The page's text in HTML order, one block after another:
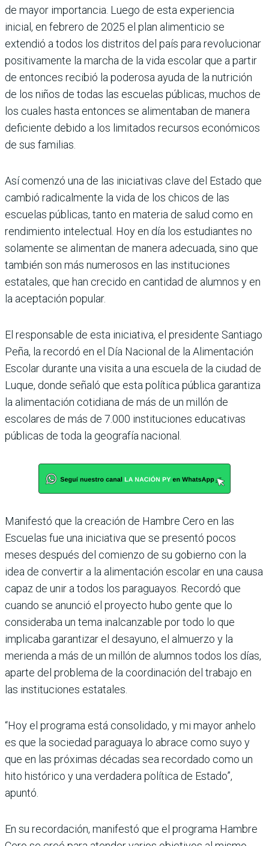
de mayor importancia. Luego de esta experiencia
inicial, en febrero de 2025 el plan alimenticio se
extendió a todos los distritos del país para revolucio­nar
positivamente la marcha de la vida escolar que a partir
de entonces recibió la poderosa ayuda de la nutrición
de los niños de todas las escuelas públicas, muchos de
los cuales hasta entonces se alimentaban de manera
deficiente debido a los limitados recursos econó­micos
de sus familias.
Así comenzó una de las iniciativas clave del Estado que
cambió radicalmente la vida de los chicos de las
escuelas públi­cas, tanto en materia de salud como en
rendimiento intelectual. Hoy en día los estudiantes no
solamente se alimentan de manera adecuada, sino que
también son más numerosos en las instituciones
estatales, que han crecido en cantidad de alumnos y en
la aceptación popular.
El responsable de esta iniciativa, el pre­sidente Santiago
Peña, la recordó en el Día Nacional de la Alimentación
Esco­lar durante una visita a una escuela de la ciudad de
Luque, donde señaló que esta política pública garantiza
la alimentación cotidiana de más de un millón de
escolares de más de 7.000 instituciones educativas
públicas de toda la geografía nacional.
Manifestó que la creación de Hambre Cero en las
Escuelas fue una inicia­tiva que se presentó pocos
meses des­pués del comienzo de su gobierno con la
idea de convertir a la alimentación escolar en una causa
capaz de unir a todos los paraguayos. Recordó que
cuando se anunció el proyecto hubo gente que lo
consideraba un tema inal­canzable por todo lo que
implicaba garantizar el desayuno, el almuerzo y la
merienda a más de un millón de alumnos todos los días,
aparte del pro­blema de la coordinación del trabajo en
las instituciones estatales.
“Hoy el programa está consolidado, y mi mayor anhelo
es que la sociedad paraguaya lo abrace como suyo y
que en las próximas décadas sea recordado como un
hito histórico y una verdadera política de Estado”,
apuntó.
En su recordación, manifestó que el pro­grama Hambre